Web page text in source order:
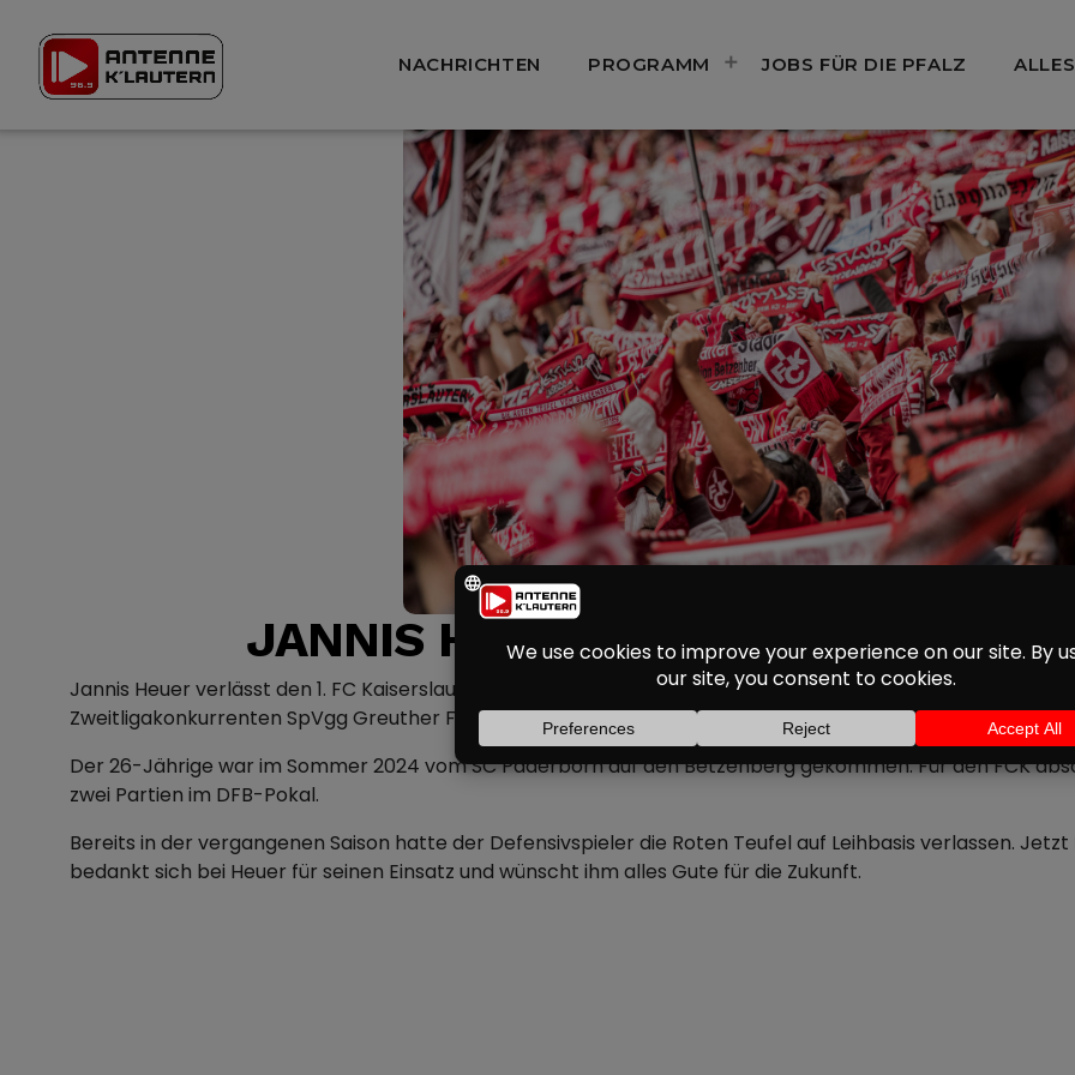
NACHRICHTEN PROGRAMM JOBS FÜR DIE PFALZ
JANNIS HEUER VERLÄSST DEN
Jannis Heuer verlässt den 1. FC Kaiserslautern endgültig. Wie der Verein mitteilt, wechselt der
Zweitligakonkurrenten SpVgg Greuther Fürth.
Der 26-Jährige war im Sommer 2024 vom SC Paderborn auf den Betzenberg gekommen. Für den FCK
zwei Partien im DFB-Pokal.
Bereits in der vergangenen Saison hatte der Defensivspieler die Roten Teufel auf Leihbasis verlassen.
bedankt sich bei Heuer für seinen Einsatz und wünscht ihm alles Gute für die Zukunft.